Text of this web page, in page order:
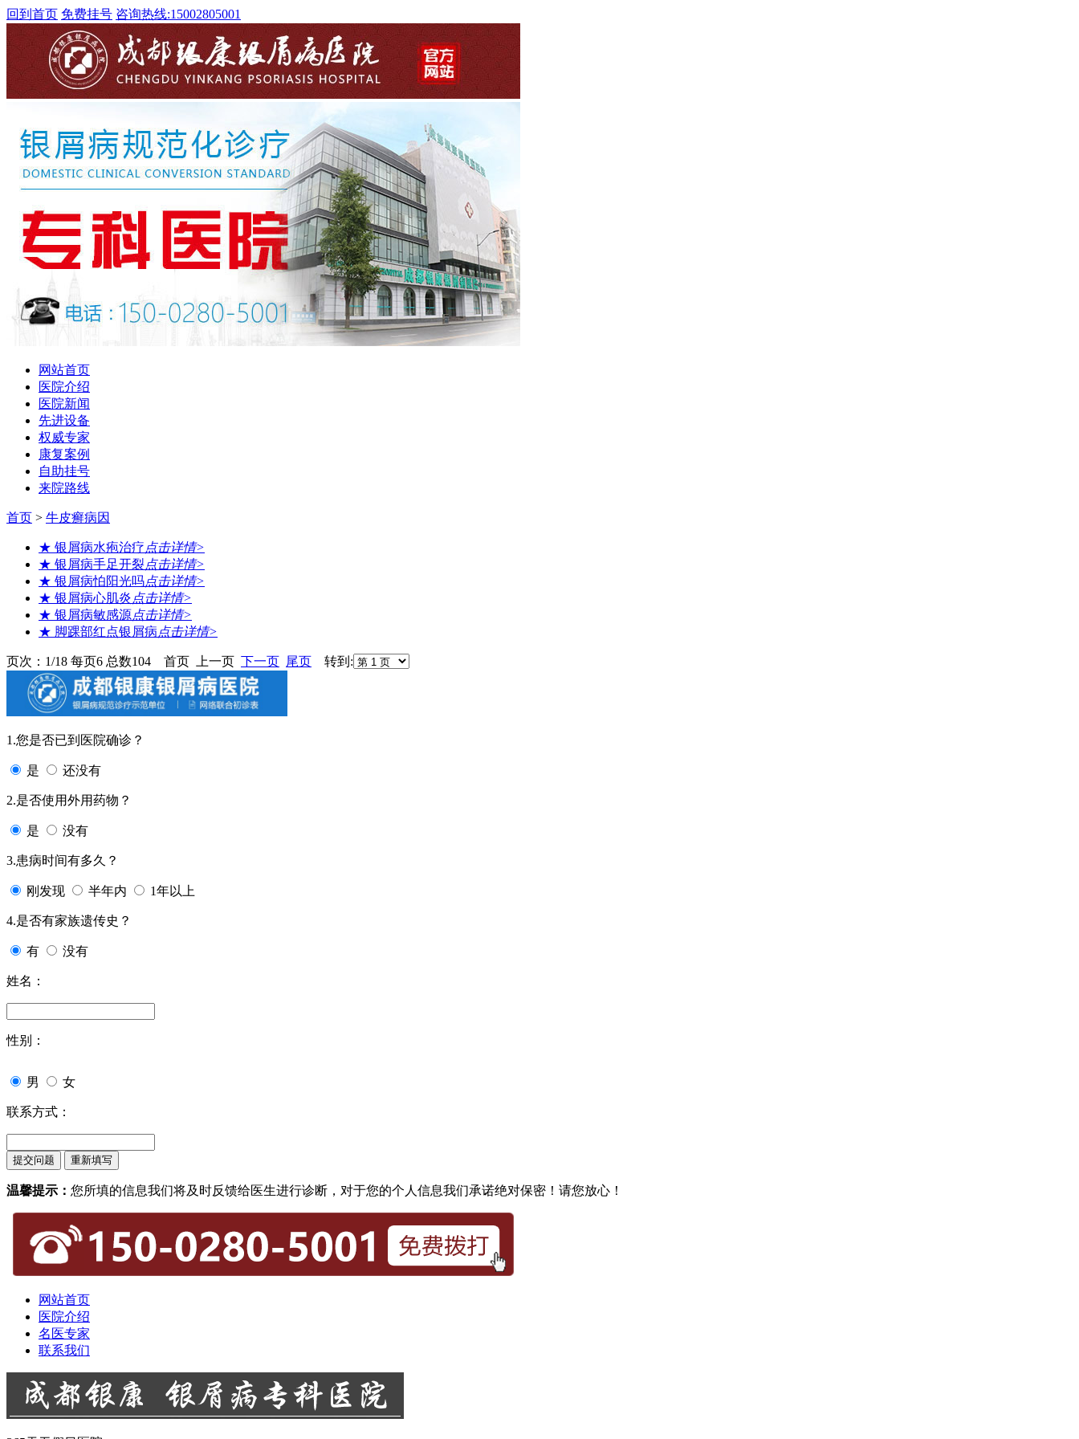
回到首页 免费挂号 咨询热线:15002805001
网站首页
医院介绍
医院新闻
先进设备
权威专家
康复案例
自助挂号
来院路线
首页 > 牛皮癣病因
★ 银屑病水疱治疗点击详情>
★ 银屑病手足开裂点击详情>
★ 银屑病怕阳光吗点击详情>
★ 银屑病心肌炎点击详情>
★ 银屑病敏感源点击详情>
★ 脚踝部红点银屑病点击详情>
页次：1/18 每页6 总数104 首页 上一页 下一页 尾页 转到:
1.您是否已到医院确诊？
是 还没有
2.是否使用外用药物？
是 没有
3.患病时间有多久？
刚发现 半年内 1年以上
4.是否有家族遗传史？
有 没有
姓名：
性别：
男 女
联系方式：
温馨提示： 您所填的信息我们将及时反馈给医生进行诊断，对于您的个人信息我们承诺绝对保密！请您放心！
网站首页
医院介绍
名医专家
联系我们